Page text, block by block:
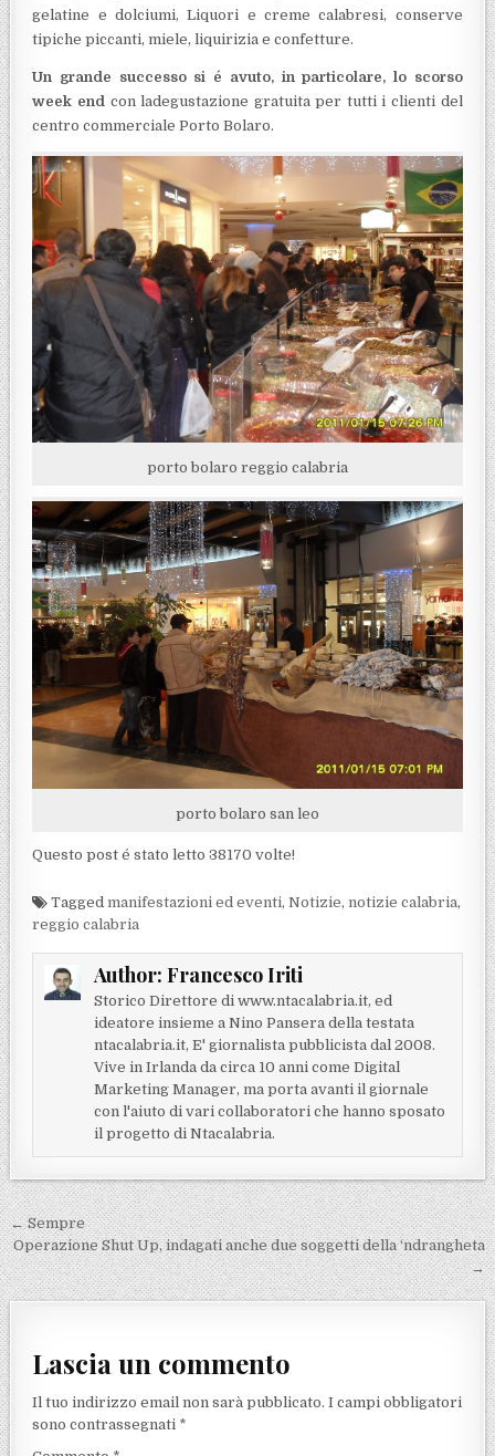
gelatine e dolciumi, Liquori e creme calabresi, conserve
tipiche piccanti, miele, liquirizia e confetture.
Un grande successo si é avuto, in particolare, lo scorso
week end con ladegustazione gratuita per tutti i clienti del
centro commerciale Porto Bolaro.
porto bolaro reggio calabria
porto bolaro san leo
Questo post é stato letto 38170 volte!
Tagged manifestazioni ed eventi,Notizie, notizie calabria,
reggio calabria
Author: Francesco Iriti
Storico Direttore di www.ntacalabria.it, ed
ideatore insieme a Nino Pansera della testata
ntacalabria.it, E' giornalista pubblicista dal 2008.
Vive in Irlanda da circa 10 anni come Digital
Marketing Manager, ma porta avanti il giornale
con l'aiuto di vari collaboratori che hanno sposato
il progetto di Ntacalabria.
Navigazione articoli
← Sempre
Operazione Shut Up, indagati anche due soggetti della ‘ndrangheta
→
Lascia un commento
Il tuo indirizzo email non sarà pubblicato. I campi obbligatori
sono contrassegnati *